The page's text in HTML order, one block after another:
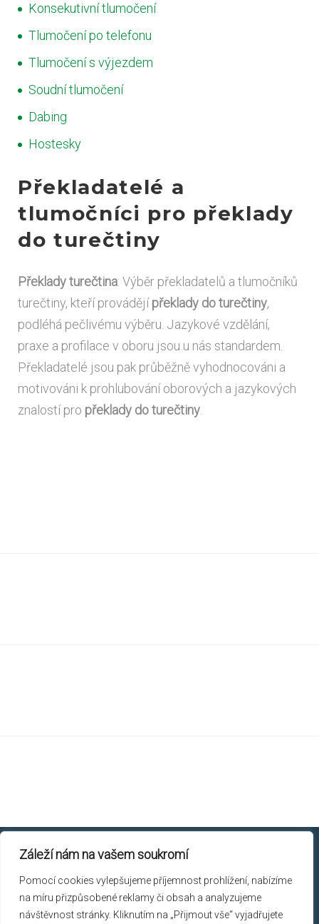
Záleží nám na vašem soukromí
Pomocí cookies vylepšujeme příjemnost prohlížení, nabízíme
na míru přizpůsobené reklamy či obsah a analyzujeme
návštěvnost stránky. Kliknutím na „Přijmout vše“ vyjadřujete
Konsekutivní tlumočení
Tlumočení po telefonu
Tlumočení s výjezdem
Soudní tlumočení
Dabing
Hostesky
Překladatelé a
tlumočníci pro překlady
do turečtiny
Překlady turečtina: Výběr překladatelů a tlumočníků
turečtiny, kteří provádějípřeklady do turečtiny,
podléhá pečlivému výběru. Jazykové vzdělání,
praxe a profilace v oboru jsou u nás standardem.
Překladatelé jsou pak průběžně vyhodnocováni a
motivováni k prohlubování oborových a jazykových
znalostí pro překlady do turečtiny
+420 603 113 536